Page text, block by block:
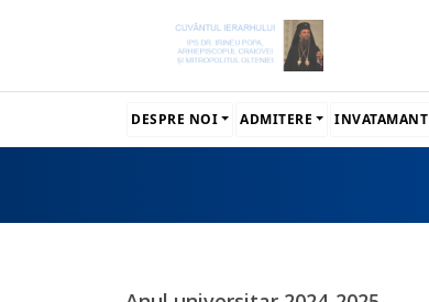
DESPRE NOI ADMITERE INVATAMANT